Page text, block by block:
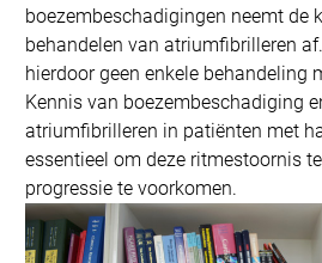
boezembeschadigingen neemt de
behandelen van atriumfibrilleren
hierdoor geen enkele behandeling
Kennis van boezembeschadiging
atriumfibrilleren in patiënten met
essentieel om deze ritmestoornis
progressie te voorkomen.